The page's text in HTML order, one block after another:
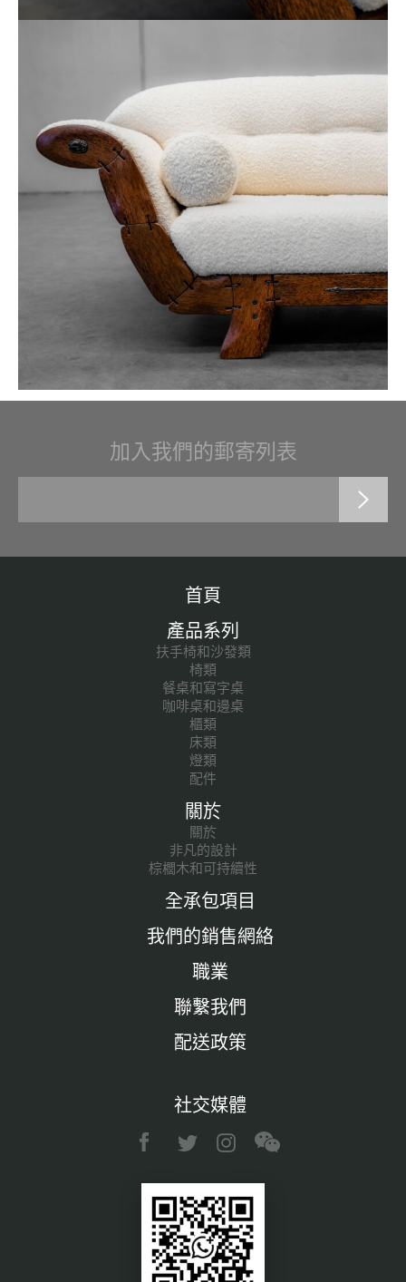
加入我們的郵寄列表
首頁
產品系列
扶手椅和沙發類
椅類
餐桌和寫字桌
咖啡桌和邊桌
櫃類
床類
燈類
配件
關於
關於
非凡的設計
棕櫚木和可持續性
全承包項目
我們的銷售網絡
職業
聯繫我們
配送政策
社交媒體